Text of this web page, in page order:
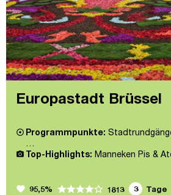
Europastadt Brüssel
Programmpunkte:
…
Top-Highlights: Manneken Pis &
favorite 95,5% 1813 3 Tage